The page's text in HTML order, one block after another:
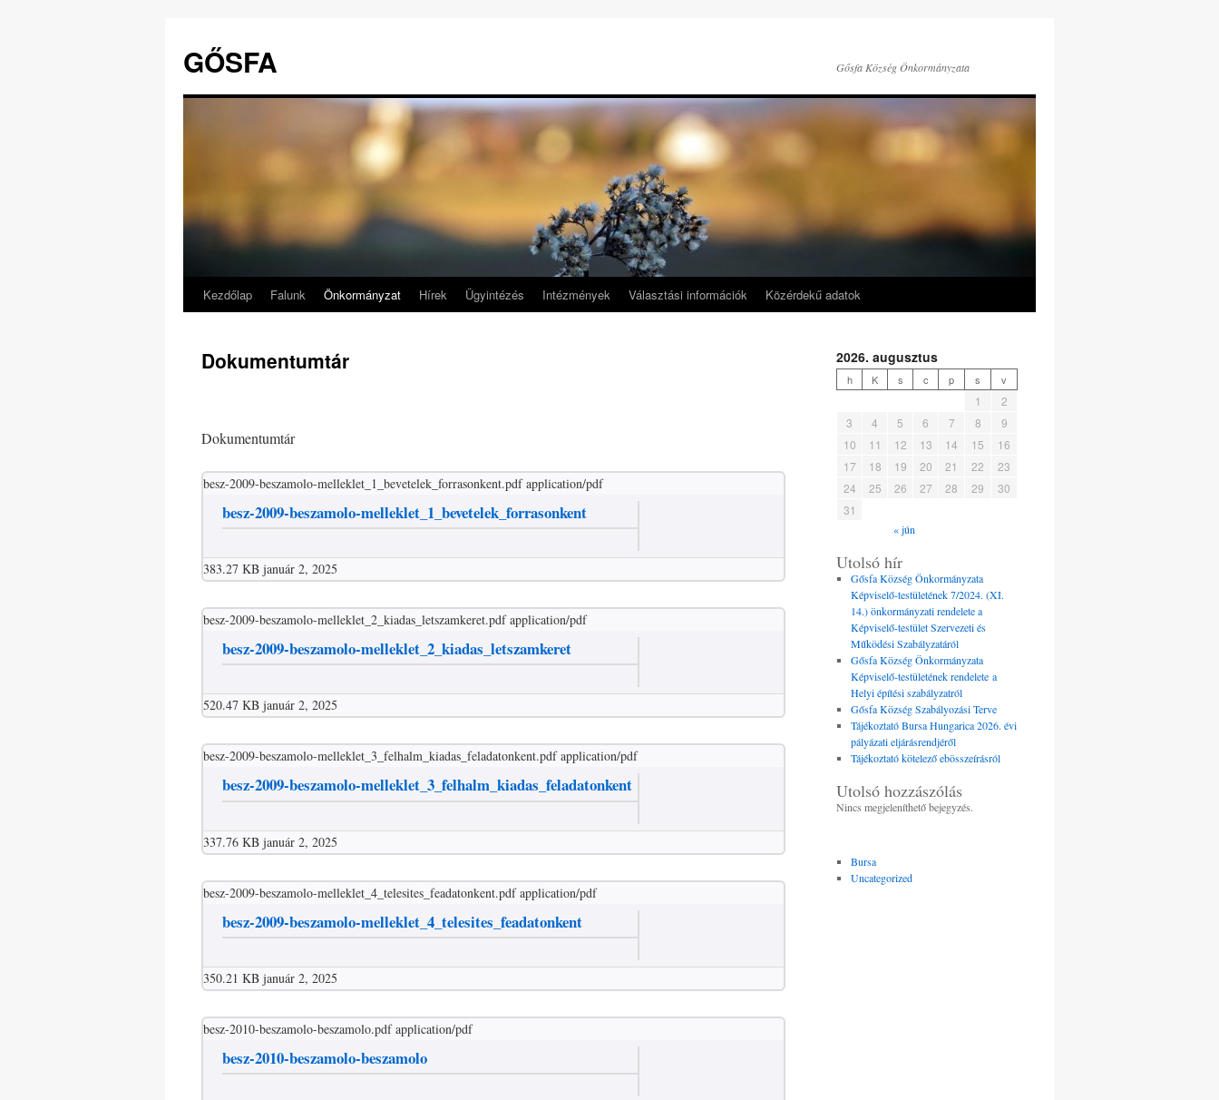
GŐSFA Gősfa Község Önkormányzata
Kilépés
tartalomba
Kezdőlap Falunk Önkormányzat Hírek Ügyintézés Intézmények Választási információk Közérdekű adatok
Dokumentumtár
Dokumentumtár
besz-2009-beszamolo-melleklet_1_bevetelek_forrasonkent.pdf application/pdf
besz-2009-beszamolo-melleklet_1_bevetelek_forrasonkent
383.27 KB január 2, 2025
besz-2009-beszamolo-melleklet_2_kiadas_letszamkeret.pdf application/pdf
besz-2009-beszamolo-melleklet_2_kiadas_letszamkeret
520.47 KB január 2, 2025
besz-2009-beszamolo-melleklet_3_felhalm_kiadas_feladatonkent.pdf application/pdf
besz-2009-beszamolo-melleklet_3_felhalm_kiadas_feladatonkent
337.76 KB január 2, 2025
besz-2009-beszamolo-melleklet_4_telesites_feadatonkent.pdf application/pdf
besz-2009-beszamolo-melleklet_4_telesites_feadatonkent
350.21 KB január 2, 2025
besz-2010-beszamolo-beszamolo.pdf application/pdf
besz-2010-beszamolo-beszamolo
2026. augusztus
h K s c p s v
1
2
3
4 5 6 7 8
9
10
11 12 13 14 15
16
17
18 19 20 21 22
23
24
25 26 27 28 29
30
31
« jún
Utolsó hír
Gősfa Község Önkormányzata
Képviselő-testületének 7/2024. (XI.
14.) önkormányzati rendelete a
Képviselő-testület Szervezeti és
Működési Szabályzatáról
Gősfa Község Önkormányzata
Képviselő-testületének rendelete a
Helyi építési szabályzatról
Gősfa Község Szabályozási Terve
Tájékoztató Bursa Hungarica 2026. évi
pályázati eljárásrendjéről
Tájékoztató kötelező ebösszeírásról
Utolsó hozzászólás
Nincs megjeleníthető bejegyzés.
Bursa
Uncategorized